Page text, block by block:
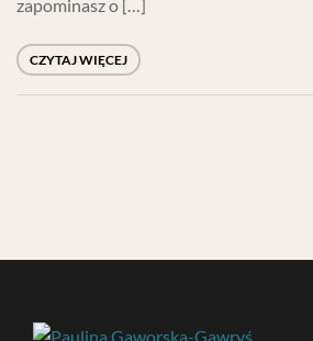
zapominasz o […]
CZYTAJ WIĘCEJ